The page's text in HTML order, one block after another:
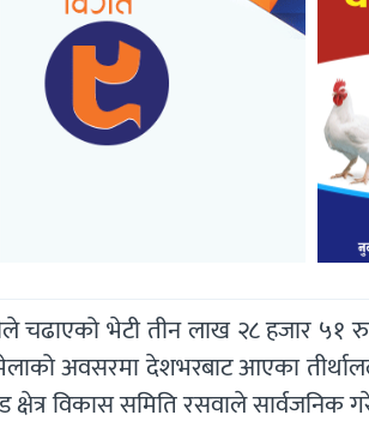
चढाएको भेटी तीन लाख २८
अवसरमा देशभरबाट आएका
विकास समिति रसवाले सार्वजनिक